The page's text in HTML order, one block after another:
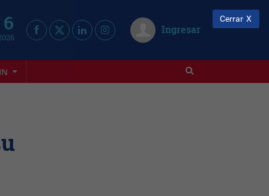
Ingresar
Cerrar